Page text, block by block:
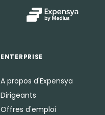
ENTERPRISE
A propos d'Expensya
Dirigeants
Offres d'emploi